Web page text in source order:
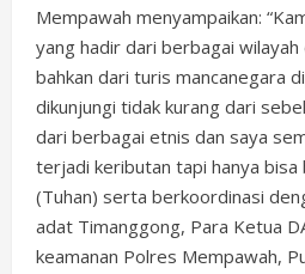
Mempawah menyampaikan:
yang hadir dari berbagai
bahkan dari turis mancanegara
dikunjungi tidak kurang dari
dari berbagai etnis dan saya
terjadi keributan tapi hanya bisa
(Tuhan) serta berkoordinasi
adat Timanggong, Para Ketua
keamanan Polres Mempawah,